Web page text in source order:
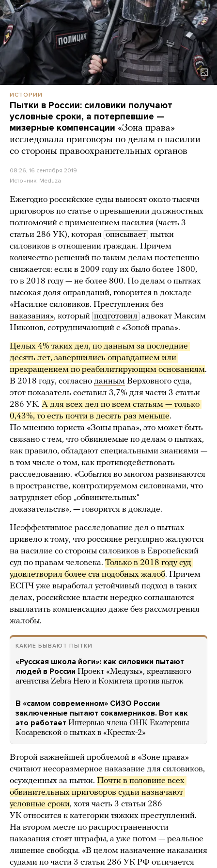
ИСТОРИИ
Пытки в России: силовики получают
условные сроки, а потерпевшие —
мизерные компенсации «Зона права»
исследовала приговоры по делам о насилии
со стороны правоохранительных органов
08:26, 16 сентября 2019
Источник: Meduza
Ежегодно российские суды выносят около тысячи
приговоров по статье о превышении должностных
полномочий с применением насилия (часть 3
статьи 286 УК), которая описывает пытки
силовиков в отношении граждан. Причем
количество решений по таким делам постепенно
снижается: если в 2009 году их было более 1800,
то в 2018 году — не более 800. По делам о пытках
высокая доля оправданий, говорится в докладе
«Насилие силовиков. Преступления без
наказания», который подготовил адвокат Максим
Никонов, сотрудничающий с «Зоной права».
Целых 4% таких дел, по данным за последние
десять лет, завершились оправданием или
прекращением по реабилитирующим основаниям.
В 2018 году, согласно данным Верховного суда,
этот показатель составил 3,7% для части 3 статьи
286 УК. А для всех дел по всем статьям — только
0,43%, то есть почти в десять раз меньше.
По мнению юриста «Зоны права», это может быть
связано с тем, что обвиняемые по делам о пытках,
как правило, обладают специальными знаниями —
в том числе о том, как противодействовать
расследованию. «События во многом развиваются
в пространстве, контролируемом силовиками, что
затрудняет сбор „обвинительных“
доказательств», — говорится в докладе.
Неэффективное расследование дел о пытках
привело к тому, что россияне регулярно жалуются
на насилие со стороны силовиков в Европейский
суд по правам человека. Только в 2018 году суд
удовлетворил более ста подобных жалоб. Причем
ЕСПЧ уже выработал устойчивый подход в таких
делах, российские власти нередко соглашаются
выплатить компенсацию даже без рассмотрения
жалобы.
КАКИЕ БЫВАЮТ ПЫТКИ
«Русская школа йоги»: как силовики пытают
людей в России Проект «Медузы», креативного
агентства Zebra Hero и Комитета против пыток
В «самом современном» СИЗО России
заключенные пытают сокамерников. Вот как
это работает Интервью члена ОНК Екатерины
Косаревской о пытках в «Крестах-2»
Второй важнейшей проблемой в «Зоне права»
считают несоразмерное наказание для силовиков,
осужденных за пытки. Почти в половине всех
обвинительных приговоров судьи назначают
условные сроки, хотя часть 3 статьи 286
УК относится к категории тяжких преступлений.
На втором месте по распространенности
наказания стоят штрафы, а уже потом — реальное
лишение свободы. «В целом назначение наказания
судами по части 3 статьи 286 УК РФ отличается